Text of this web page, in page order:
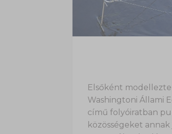
Elsőként
Washingtoni Állami
című folyóiratban
közösségeket